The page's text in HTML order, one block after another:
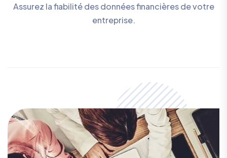
Assurez la fiabilité des données financières de votre
entreprise.